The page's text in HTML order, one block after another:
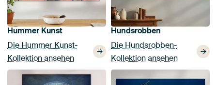
Hummer Kunst
Die Hummer Kunst-
Kollektion ansehen
Hundsrobben
Die Hundsrobben-
Kollektion ansehen